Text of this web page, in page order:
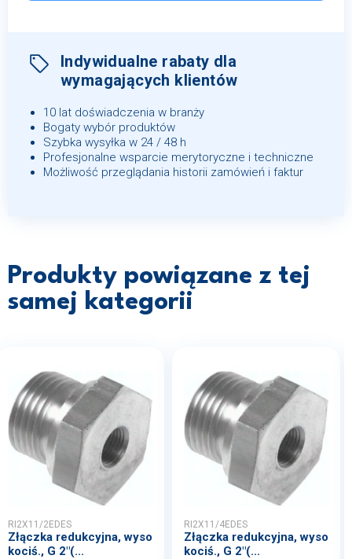
Indywidualne rabaty dla
wymagających klientów
10 lat doświadczenia w branży
Bogaty wybór produktów
Szybka wysyłka w 24 / 48 h
Profesjonalne wsparcie merytoryczne i techniczne
Możliwość przeglądania historii zamówień i faktur
Produkty powiązane z tej
samej kategorii
RI2X11/2EDES
Złączka redukcyjna, wyso
kociś., G 2"(...
RI2X11/4EDES
Złączka redukcyjna, wyso
kociś., G 2"(...